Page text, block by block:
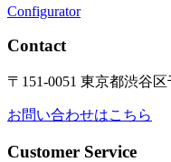
Configurator
Contact
〒151-0051 東京都渋谷
お問い合わせはこちら
Customer Service